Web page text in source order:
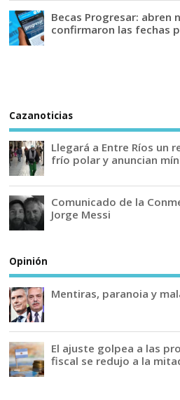
Becas Progresar: abren
confirmaron las fechas
Cazanoticias
Llegará a Entre Ríos un
frío polar y anuncian
Comunicado de la
Jorge Messi
Opinión
Mentiras, paranoia y
El ajuste golpea a las
fiscal se redujo a la